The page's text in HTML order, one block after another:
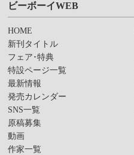
ビーボーイWEB
HOME
新刊タイトル
フェア･特典
特設ページ一覧
最新情報
発売カレンダー
SNS一覧
原稿募集
動画
作家一覧